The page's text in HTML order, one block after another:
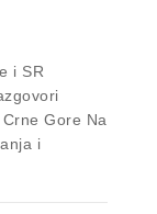
i SR
Gore Na
i